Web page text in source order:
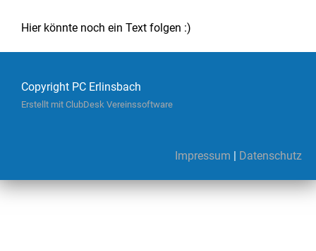
Hier könnte noch ein Text folgen :)
Copyright PC Erlinsbach
Erstellt mit ClubDesk Vereinssoftware
Impressum | Datenschutz